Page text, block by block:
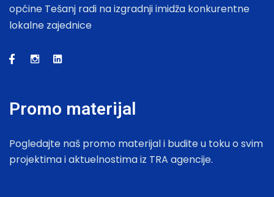
općine Tešanj radi na izgradnji imidža konkurentne
lokalne zajednice
Promo materijal
Pogledajte naš promo materijal i budite u toku o svim
projektima i aktuelnostima iz TRA agencije.